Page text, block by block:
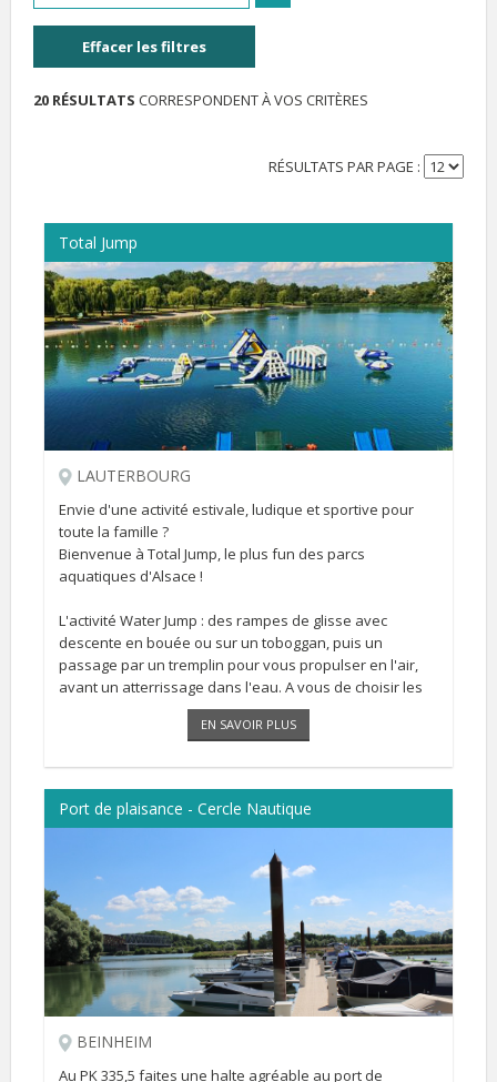
Effacer les filtres
20 RÉSULTATS CORRESPONDENT À VOS CRITÈRES
RÉSULTATS PAR PAGE :
Total Jump
LAUTERBOURG
Envie d'une activité estivale, ludique et sportive pour
toute la famille ?
Bienvenue à Total Jump, le plus fun des parcs
aquatiques d'Alsace !
L'activité Water Jump : des rampes de glisse avec
descente en bouée ou sur un toboggan, puis un
passage par un tremplin pour vous propulser en l'air,
avant un atterrissage dans l'eau. A vous de choisir les
différents niveaux ou les différents [...]
EN SAVOIR PLUS
Port de plaisance - Cercle Nautique
BEINHEIM
Au PK 335,5 faites une halte agréable au port de